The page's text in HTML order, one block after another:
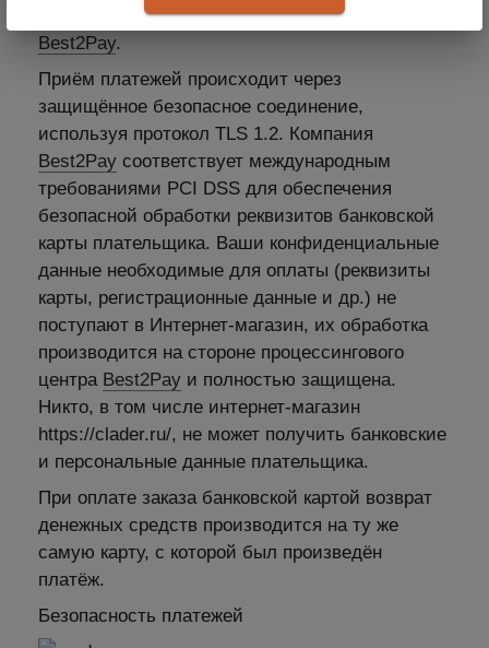
платежей гарантирует процессинговый центр
Best2Pay.
Приём платежей происходит через
защищённое безопасное соединение,
используя протокол TLS 1.2. Компания
Best2Pay соответствует международным
требованиями PCI DSS для обеспечения
безопасной обработки реквизитов банковской
карты плательщика. Ваши конфиденциальные
данные необходимые для оплаты (реквизиты
карты, регистрационные данные и др.) не
поступают в Интернет-магазин, их обработка
производится на стороне процессингового
центра Best2Pay и полностью защищена.
Никто, в том числе интернет-магазин
https://clader.ru/, не может получить банковские
и персональные данные плательщика.
При оплате заказа банковской картой возврат
денежных средств производится на ту же
самую карту, с которой был произведён
платёж.
Безопасность платежей